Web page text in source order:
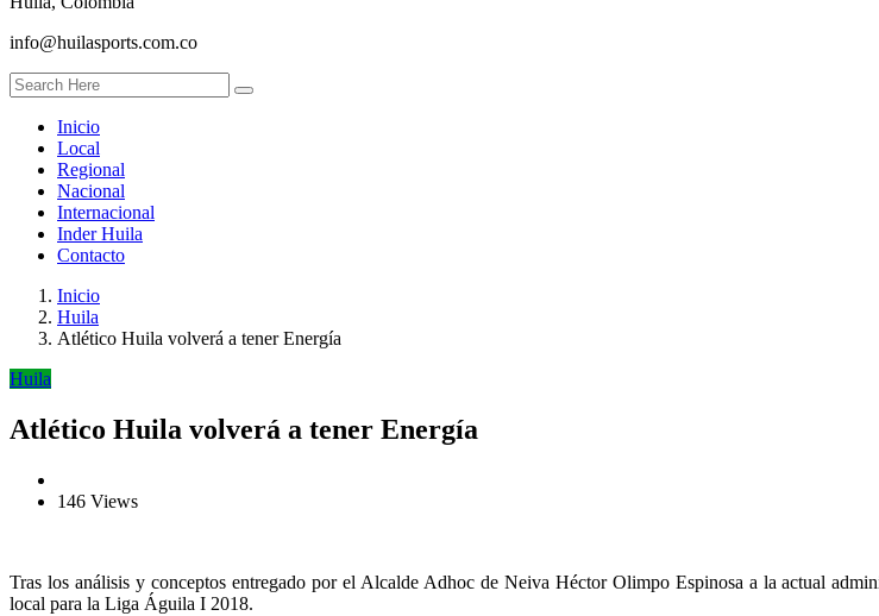
info@huilasports.com.co
Inicio
Local
Regional
Nacional
Internacional
Inder Huila
Contacto
Inicio
Huila
Atlético Huila volverá a tener Energía
Huila
Atlético Huila volverá a tener Energía
146 Views
Tras los análisis y conceptos entregado por el Alcalde Adhoc de Neiva Héctor Olimpo Espinosa a la actual
local para la Liga Águila I 2018.